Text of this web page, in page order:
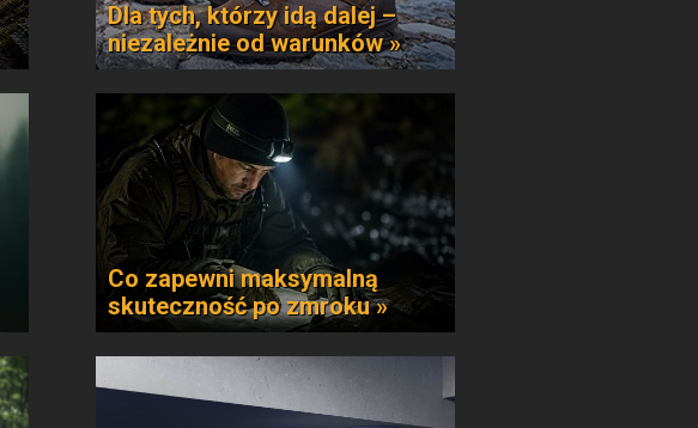
Dla tych, którzy idą dalej –
niezależnie od warunków »
Co zapewni maksymalną
skuteczność po zmroku »